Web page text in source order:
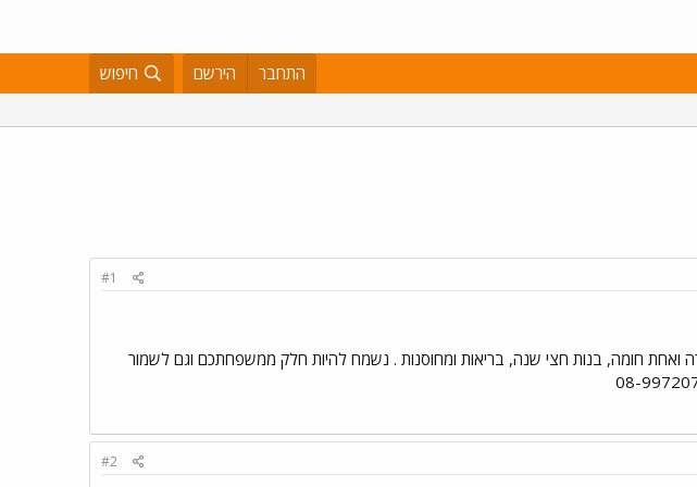
התחבר הירשם חיפוש
#1
ואחת חומה, בנות חצי שנה, בריאות ומחוסנות . נשמח להיות חלק ממשפחתכם וגם לשמור
#2